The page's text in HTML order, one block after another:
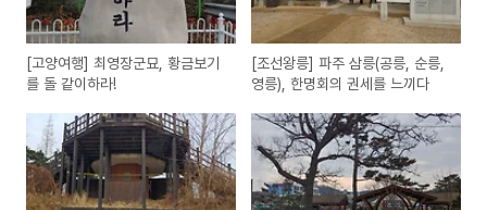
[고양여행] 최영장군묘, 황금보기
를 돌 같이하라!
[조선왕릉] 파주 삼릉(공릉, 순릉,
영릉), 한명회의 권세를 느끼다